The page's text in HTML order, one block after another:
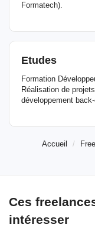
Formatech).
Etudes
Formation
Réalisation de
développement
Accueil
Ces
intéresser